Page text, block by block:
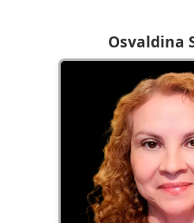
Osvaldina